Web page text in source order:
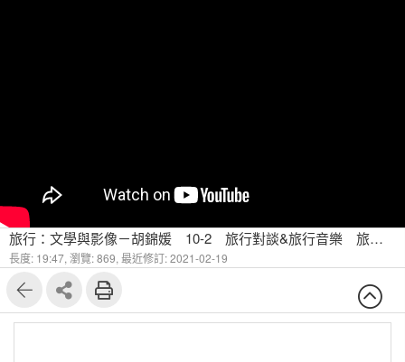
旅行：文學與影像－胡錦媛 10-2 旅行對談&旅行音樂 旅行音樂Part A
長度: 19:47, 瀏覽: 869, 最近修訂: 2021-02-19